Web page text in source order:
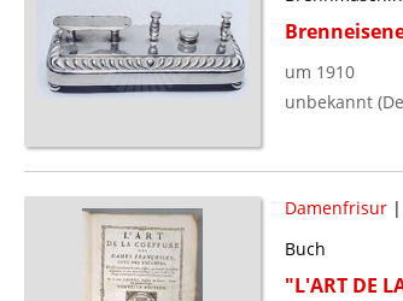
um 1910
unbekannt
Damenfrisur|
Buch
"L'ART DE